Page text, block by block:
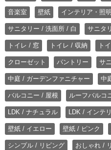
音楽室 壁紙 インテリア・照明
サニタリー / 洗面所 / 白 サニタ
トイレ / 窓 トイレ / 収納 ト
クローゼット パントリー サ
中庭 / ガーデンファニチャー 中
バルコニー / 屋根 ルーフバルコ
LDK / ナチュラル LDK / インテ
壁紙 / イエロー 壁紙 / ピンク
シンプル / リビング おしゃれ /